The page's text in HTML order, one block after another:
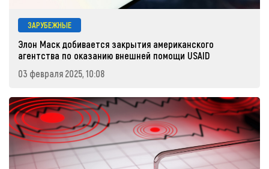
ЗАРУБЕЖНЫЕ
Элон Маск добивается закрытия американского
агентства по оказанию внешней помощи USAID
03 февраля 2025, 10:08